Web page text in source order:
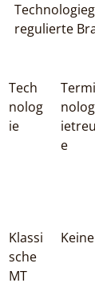
regulierte
Tech
nolog
ie
Termi
nolog
ietreu
e
Klassi
sche
MT
Keine